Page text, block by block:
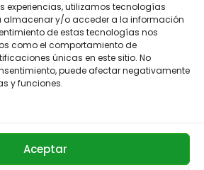
experiencias, utilizamos tecnologías
almacenar y/o acceder a la información
de estas tecnologías nos
como el comportamiento de
únicas en este sitio. No
puede afectar negativamente
y funciones.
Aceptar
parcela 4, 39600 Revilla de